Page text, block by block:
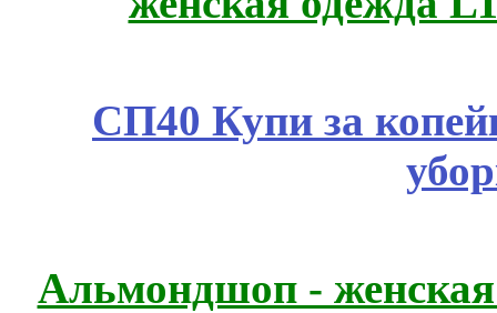
СП40 Купи за
Альмондшоп -